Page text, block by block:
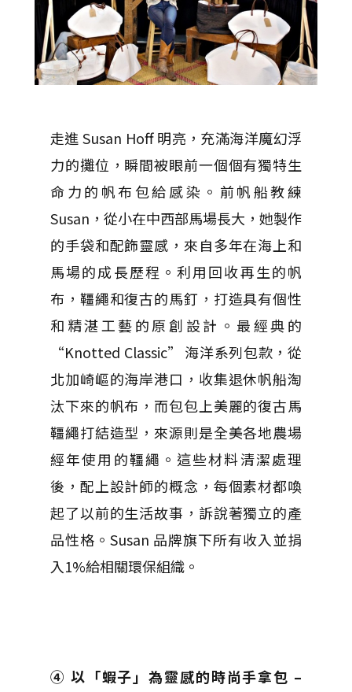
走進 Susan Hoff 明亮，充滿海洋魔幻浮
力的攤位，瞬間被眼前一個個有獨特生
命力的帆布包給感染。前帆船教練
Susan，從小在中西部馬場長大，她製作
的手袋和配飾靈感，來自多年在海上和
馬場的成長歷程。利用回收再生的帆
布，韁繩和復古的馬釘，打造具有個性
和精湛工藝的原創設計。最經典的
“Knotted Classic” 海洋系列包款，從
北加崎嶇的海岸港口，收集退休帆船淘
汰下來的帆布，而包包上美麗的復古馬
韁繩打結造型，來源則是全美各地農場
經年使用的韁繩。這些材料清潔處理
後，配上設計師的概念，每個素材都喚
起了以前的生活故事，訴說著獨立的產
品性格。Susan 品牌旗下所有收入並捐
入1%給相關環保組織。
④ 以「蝦子」為靈感的時尚手拿包 –